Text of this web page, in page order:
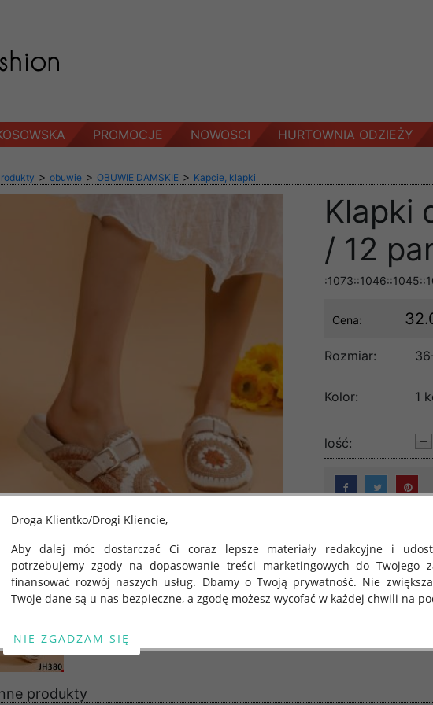
PROMOCJE NOWOSCI HURTOWNIA ODZIEŻY
> obuwie > OBUWIE DAMSKIE > Kapcie, klapki
Klapki
/ 12
Cena:
Rozmiar:
Kolor: 1
lość:
produkty
Droga Klientko/Drogi Kliencie,
Aby dalej móc dostarczać Ci coraz lepsze materiały redakcyjne i
potrzebujemy zgody na dopasowanie treści marketingowych do Twojego
finansować rozwój naszych usług. Dbamy o Twoją prywatność. Nie
Twoje dane są u nas bezpieczne, a zgodę możesz wycofać w każdej chwili na
Od 25 maja 2018 roku obowiązuje Rozporządzenie Parlamentu
kwietnia 2016 r. w sprawie ochrony osób fizycznych w związku z
swobodnego przepływu takich danych oraz uchylenia dyrektywy 95/46/WE
przetwarzaniu Twoich danych oraz zasadach, na jakich odbywa się to po